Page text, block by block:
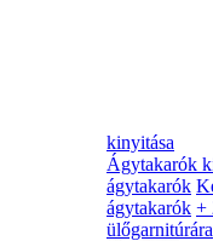
kinyitása
Ágytakarók
ágytakarók
ágytakarók +
ülőgarnitúrára